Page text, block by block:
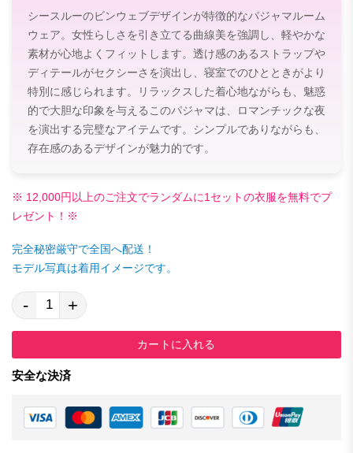
シースルーのビンウェブデザインが特徴的なパジャマルーム
ウェア。女性らしさを引き立てる曲線美を強調し、軽やかな
素材が心地よくフィットします。透け感のあるストラップや
ディテールがセクシーさを演出し、寝室でのひとときがより
特別に感じられます。リラックスした着心地ながらも、魅惑
的で大胆な印象を与えるこのパジャマは、ロマンチックな夜
を演出する完璧なアイテムです。シンプルでありながらも、
存在感のあるデザインが魅力的です。
※ 12,000円以上のご注文でランダムに1セットの衣服を無料でプ
レゼント！※
完全秘密厳守で全国へ配送！
モデル写真は着用イメージです。
- +
カートに入れる
安全な決済